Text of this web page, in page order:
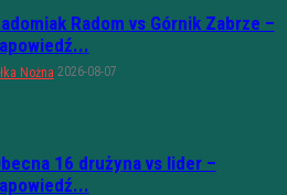
Radom vs Górnik Zabrze –
Nożna 2026-08-07
16 drużyna vs lider –